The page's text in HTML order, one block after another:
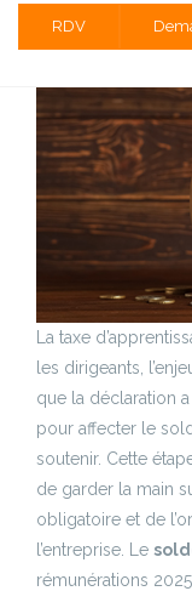
RDV
La taxe
les dirigeants,
que la déclaration
pour affecter le
soutenir. Cette
de garder la main
obligatoire et de
l’entreprise. Le
rémunérations